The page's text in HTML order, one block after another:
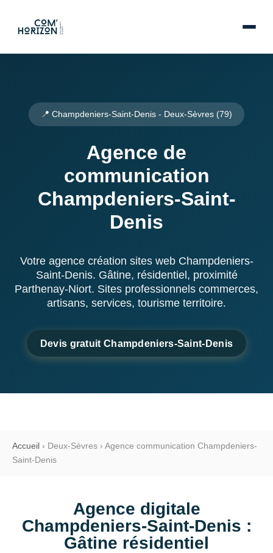
📍 Champdeniers-Saint-Denis - Deux-Sèvres (79)
Agence de
communication
Champdeniers-Saint-
Denis
Votre agence création sites web Champdeniers-
Saint-Denis. Gâtine, résidentiel, proximité
Parthenay-Niort. Sites professionnels commerces,
artisans, services, tourisme territoire.
Devis gratuit Champdeniers-Saint-Denis
Accueil › Deux-Sèvres › Agence communication Champdeniers-
Saint-Denis
Agence digitale
Champdeniers-Saint-Denis :
Gâtine résidentiel